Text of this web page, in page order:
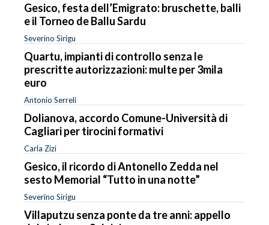
Gesico, festa dell’Emigrato: bruschette, balli
e il Torneo de Ballu Sardu
Severino Sirigu
Quartu, impianti di controllo senza le
prescritte autorizzazioni: multe per 3mila
euro
Antonio Serreli
Dolianova, accordo Comune-Università di
Cagliari per tirocini formativi
Carla Zizi
Gesico, il ricordo di Antonello Zedda nel
sesto Memorial “Tutto in una notte”
Severino Sirigu
Villaputzu senza ponte da tre anni: appello